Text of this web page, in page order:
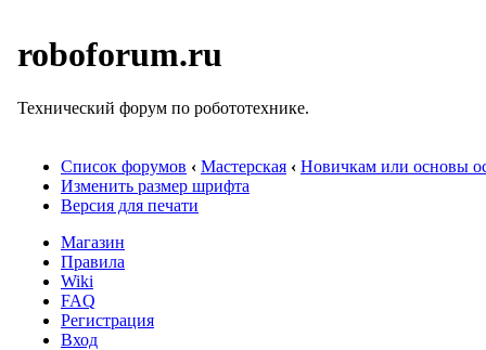
roboforum.ru
Технический форум по робототехнике.
Список форумов ‹ Мастерская ‹ Новичкам или основы
Изменить размер шрифта
Версия для печати
Магазин
Правила
Wiki
FAQ
Регистрация
Вход